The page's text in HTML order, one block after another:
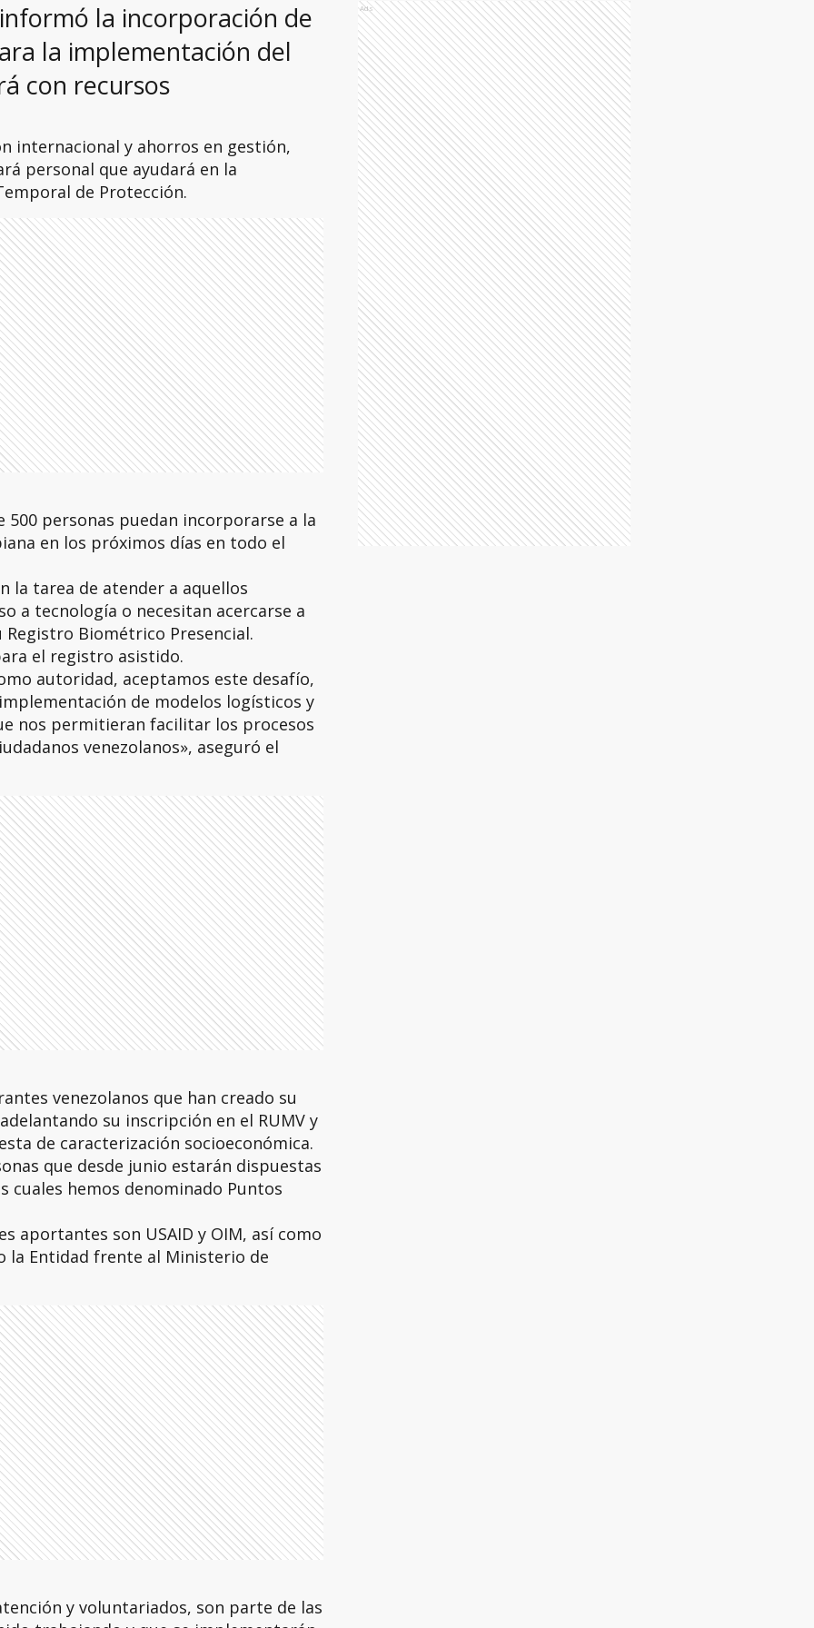
la incorporación de
la implementación del
con recursos
internacional y ahorros en gestión,
personal que ayudará en la
de Protección.
500 personas puedan incorporarse a la
en los próximos días en todo el
la tarea de atender a aquellos
a tecnología o necesitan acercarse a
Biométrico Presencial.
el registro asistido.
autoridad, aceptamos este desafío,
de modelos logísticos y
nos permitieran facilitar los procesos
venezolanos», aseguró el
venezolanos que han creado su
su inscripción en el RUMV y
de caracterización socioeconómica.
que desde junio estarán dispuestas
cuales hemos denominado Puntos
aportantes son USAID y OIM, así como
la Entidad frente al Ministerio de
y voluntariados, son parte de las
Ads